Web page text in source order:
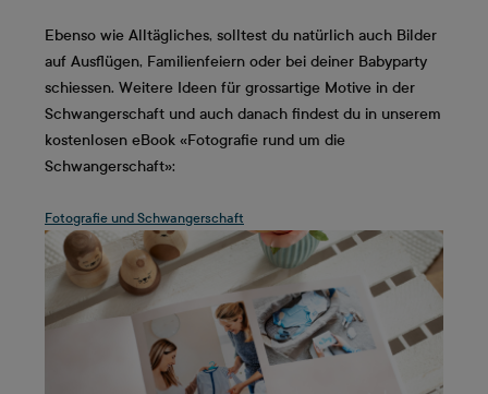
Ebenso wie Alltägliches, solltest du natürlich auch Bilder
auf Ausflügen, Familienfeiern oder bei deiner Babyparty
schiessen. Weitere Ideen für grossartige Motive in der
Schwangerschaft und auch danach findest du in unserem
kostenlosen eBook «Fotografie rund um die
Schwangerschaft»:
Fotografie und Schwangerschaft